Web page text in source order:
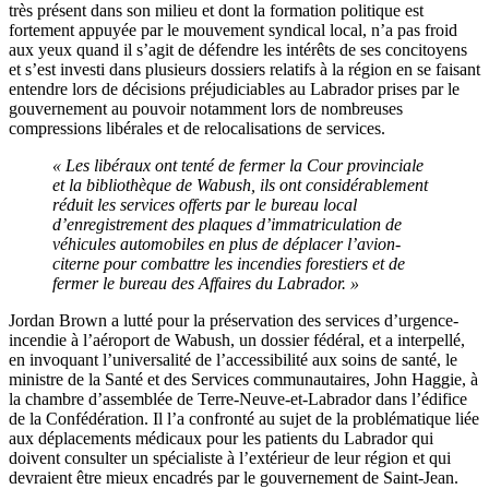
très présent dans son milieu et dont la formation politique est
fortement appuyée par le mouvement syndical local, n’a pas froid
aux yeux quand il s’agit de défendre les intérêts de ses concitoyens
et s’est investi dans plusieurs dossiers relatifs à la région en se faisant
entendre lors de décisions préjudiciables au Labrador prises par le
gouvernement au pouvoir notamment lors de nombreuses
compressions libérales et de relocalisations de services.
« Les libéraux ont tenté de fermer la Cour provinciale
et la bibliothèque de Wabush, ils ont considérablement
réduit les services offerts par le bureau local
d’enregistrement des plaques d’immatriculation de
véhicules automobiles en plus de déplacer l’avion-
citerne pour combattre les incendies forestiers et de
fermer le bureau des Affaires du Labrador. »
Jordan Brown a lutté pour la préservation des services d’urgence-
incendie à l’aéroport de Wabush, un dossier fédéral, et a interpellé,
en invoquant l’universalité de l’accessibilité aux soins de santé, le
ministre de la Santé et des Services communautaires, John Haggie, à
la chambre d’assemblée de Terre-Neuve-et-Labrador dans l’édifice
de la Confédération. Il l’a confronté au sujet de la problématique liée
aux déplacements médicaux pour les patients du Labrador qui
doivent consulter un spécialiste à l’extérieur de leur région et qui
devraient être mieux encadrés par le gouvernement de Saint-Jean.